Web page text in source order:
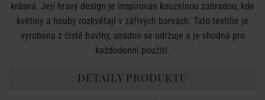
krásná. Její hravý design je inspirován kouzelnou zahradou, kde
květiny a houby rozkvétají v zářivých barvách. Tato textilie je
vyrobena z čisté bavlny, snadno se udržuje a je vhodná pro
každodenní použití.
DETAILY PRODUKTU